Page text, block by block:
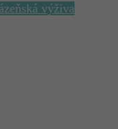
výživa